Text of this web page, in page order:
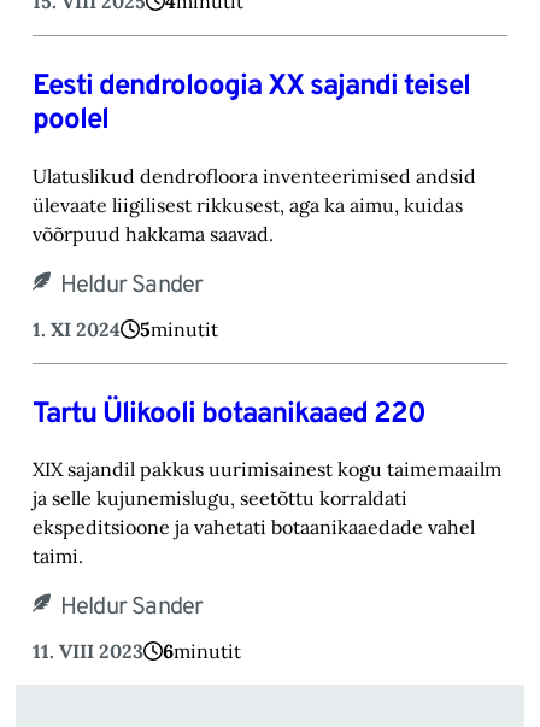
Eesti dendroloogia XX sajandi teisel
poolel
Ulatuslikud dendrofloora inventeerimised andsid
ülevaate liigilisest rikkusest, aga ka aimu, kuidas
võõrpuud hakkama saavad.
Heldur Sander
1. XI 2024 5minutit
Tartu Ülikooli botaanikaaed 220
XIX sajandil pakkus uurimisainest kogu taimemaailm
ja selle kujunemislugu, seetõttu korraldati
ekspeditsioone ja vahetati botaanikaaedade vahel
taimi.
Heldur Sander
11. VIII 2023 6minutit